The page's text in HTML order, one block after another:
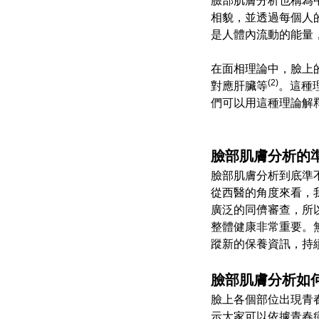
相貌，並透過每個人
是人體內流動的能量
在面相理論中，臉上
對應肝臟等(2)。這種
們可以用這種理論解
臉部肌膚分析的
臉部肌膚分析到底準
從西醫的角度來看
廣泛的同儕審查，所
整體健康非常重要。
蹤新的保養資訊，持
臉部肌膚分析如
臉上各個部位出現青
示大家可以依據青春